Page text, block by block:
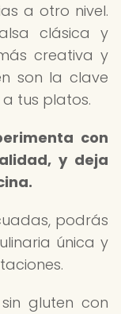
a otro nivel.
clásica y
creativa y
son la clave
tus platos.
con
y deja
podrás
única y
gluten con